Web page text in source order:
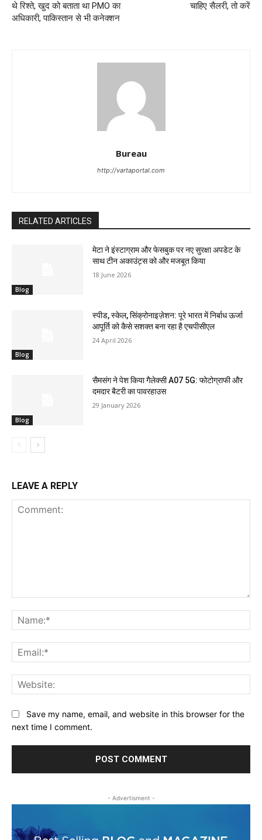
थे रिश्ते, खुद को बताता था PMO का
अधिकारी, पाकिस्तान से भी कनेक्शन
चाहिए सैलरी, तो करें
Bureau
http://vartaportal.com
RELATED ARTICLES
Blog
मेटा ने इंस्टाग्राम और फेसबुक पर नए सुरक्षा अपडेट के
साथ टीन अकाउंट्स को और मजबूत किया
18 June 2026
Blog
स्पीड, स्केल, सिंक्रोनाइज़ेशन: पूरे भारत में निर्बाध ऊर्जा
आपूर्ति को कैसे सशक्त बना रहा है एचपीसीएल
24 April 2026
Blog
सैमसंग ने पेश किया गैलेक्सी A07 5G: फोटोग्राफी और
दमदार बैटरी का पावरहाउस
29 January 2026
LEAVE A REPLY
Save my name, email, and website in this browser for the
next time I comment.
- Advertisment -